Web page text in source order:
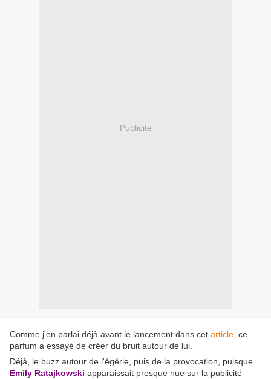
Publicité
Comme j'en parlai déjà avant le lancement dans cet article , ce
parfum a essayé de créer du bruit autour de lui.
Déjà, le buzz autour de l'égérie, puis de la provocation, puisque
Emily Ratajkowski apparaissait presque nue sur la publicité